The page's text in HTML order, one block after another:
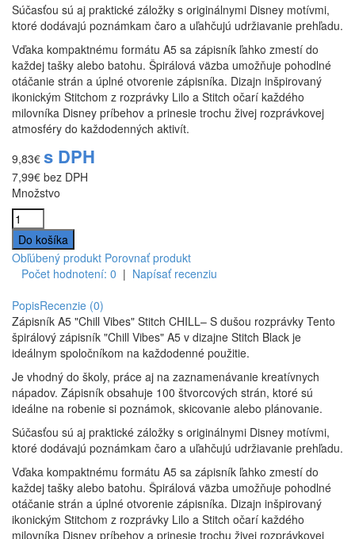
Súčasťou sú aj praktické záložky s originálnymi Disney motívmi,
ktoré dodávajú poznámkam čaro a uľahčujú udržiavanie prehľadu.
Vďaka kompaktnému formátu A5 sa zápisník ľahko zmestí do
každej tašky alebo batohu. Špirálová väzba umožňuje pohodlné
otáčanie strán a úplné otvorenie zápisníka. Dizajn inšpirovaný
ikonickým Stitchom z rozprávky Lilo a Stitch očarí každého
milovníka Disney príbehov a prinesie trochu živej rozprávkovej
atmosféry do každodenných aktivít.
9,83€ s DPH
7,99€ bez DPH
Množstvo
Obľúbený produkt Porovnať produkt
Počet hodnotení: 0 | Napísať recenziu
PopisRecenzie (0)
Zápisník A5 "Chill Vibes" Stitch CHILL– S dušou rozprávky Tento
špirálový zápisník "Chill Vibes" A5 v dizajne Stitch Black je
ideálnym spoločníkom na každodenné použitie.
Je vhodný do školy, práce aj na zaznamenávanie kreatívnych
nápadov. Zápisník obsahuje 100 štvorcových strán, ktoré sú
ideálne na robenie si poznámok, skicovanie alebo plánovanie.
Súčasťou sú aj praktické záložky s originálnymi Disney motívmi,
ktoré dodávajú poznámkam čaro a uľahčujú udržiavanie prehľadu.
Vďaka kompaktnému formátu A5 sa zápisník ľahko zmestí do
každej tašky alebo batohu. Špirálová väzba umožňuje pohodlné
otáčanie strán a úplné otvorenie zápisníka. Dizajn inšpirovaný
ikonickým Stitchom z rozprávky Lilo a Stitch očarí každého
milovníka Disney príbehov a prinesie trochu živej rozprávkovej